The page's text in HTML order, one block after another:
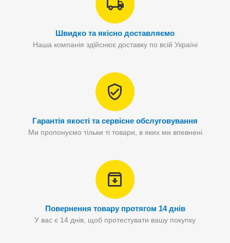
Швидко та якісно доставляємо
Наша компанія здійснює доставку по всій Україні
Гарантія якості та сервісне обслуговування
Ми пропонуємо тільки ті товари, в яких ми впевнені
Повернення товару протягом 14 днів
У вас є 14 днів, щоб протестувати вашу покупку